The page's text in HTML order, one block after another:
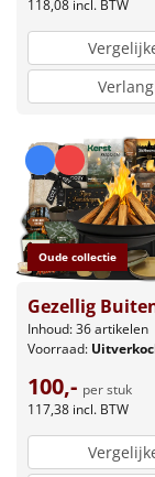
118,08 incl. BTW
Oude collectie
Gezellig
Inhoud: 36 artikelen
Voorraad:
100,- per stuk
117,38 incl. BTW